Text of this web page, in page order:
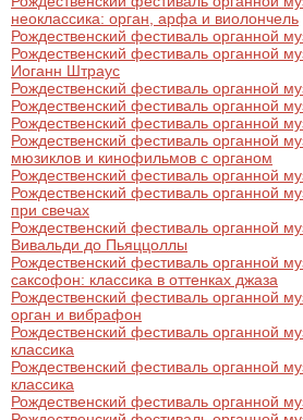
неоклассика: орган, арфа и виолончель
Рождественский фестиваль органной
Рождественский фестиваль органной
Иоганн Штраус
Рождественский фестиваль органной
Рождественский фестиваль органной
Рождественский фестиваль органной
Рождественский фестиваль органной
мюзиклов и кинофильмов с органом
Рождественский фестиваль органной
Рождественский фестиваль органной
при свечах
Рождественский фестиваль органной
Вивальди до Пьяццоллы
Рождественский фестиваль органной
саксофон: классика в оттенках джаза
Рождественский фестиваль органной
орган и вибрафон
Рождественский фестиваль органной
классика
Рождественский фестиваль органной
классика
Рождественский фестиваль органной